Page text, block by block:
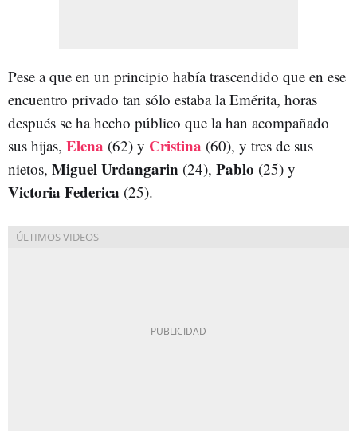
Pese a que en un principio había trascendido que en ese
encuentro privado tan sólo estaba la Emérita, horas
después se ha hecho público que la han acompañado
sus hijas, Elena (62) y Cristina (60), y tres de sus
nietos, Miguel Urdangarin (24), Pablo (25) y
Victoria Federica (25).